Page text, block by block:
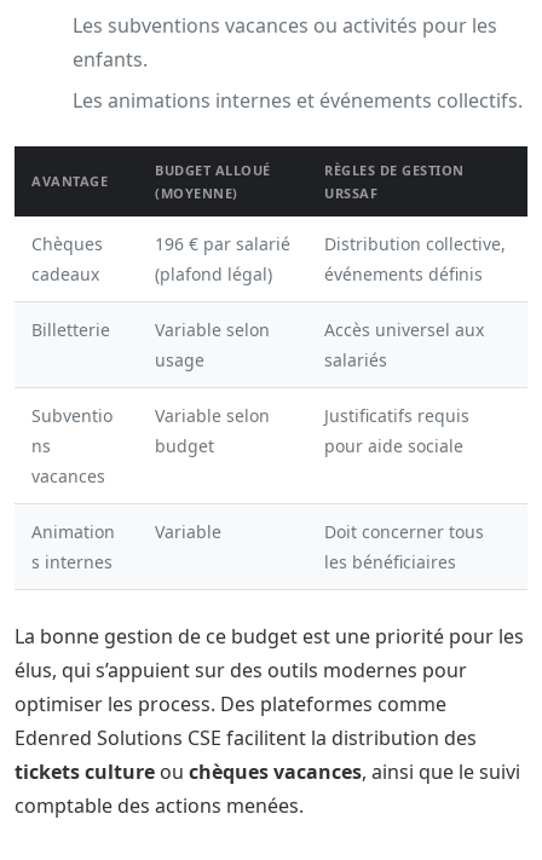
Les subventions vacances ou activités pour les
enfants.
Les animations internes et événements collectifs.
AVANTAGE
BUDGET ALLOUÉ
(MOYENNE)
RÈGLES DE GESTION
URSSAF
Chèques
cadeaux
196 € par salarié
(plafond légal)
Distribution collective,
événements définis
Billetterie
Variable selon
usage
Accès universel aux
salariés
Subventio
ns
vacances
Variable selon
budget
Justificatifs requis
pour aide sociale
Animation
s internes
Variable
Doit concerner tous
les bénéficiaires
La bonne gestion de ce budget est une priorité pour les
élus, qui s’appuient sur des outils modernes pour
optimiser les process. Des plateformes comme
Edenred Solutions CSE facilitent la distribution des
tickets culture ou chèques vacances, ainsi que le suivi
comptable des actions menées.